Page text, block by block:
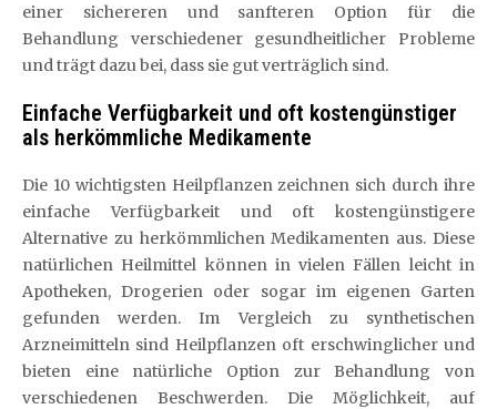
einer sichereren und sanfteren Option für die
Behandlung verschiedener gesundheitlicher Probleme
und trägt dazu bei, dass sie gut verträglich sind.
Einfache Verfügbarkeit und oft kostengünstiger
als herkömmliche Medikamente
Die 10 wichtigsten Heilpflanzen zeichnen sich durch ihre
einfache Verfügbarkeit und oft kostengünstigere
Alternative zu herkömmlichen Medikamenten aus. Diese
natürlichen Heilmittel können in vielen Fällen leicht in
Apotheken, Drogerien oder sogar im eigenen Garten
gefunden werden. Im Vergleich zu synthetischen
Arzneimitteln sind Heilpflanzen oft erschwinglicher und
bieten eine natürliche Option zur Behandlung von
verschiedenen Beschwerden. Die Möglichkeit, auf